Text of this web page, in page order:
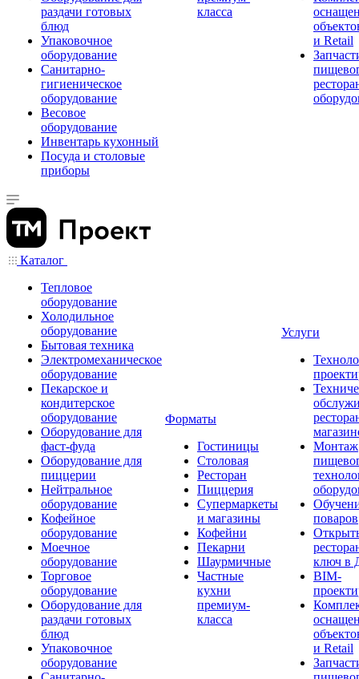
раздачи готовых
блюд
Упаковочное
оборудование
Санитарно-
гигиеническое
оборудование
Весовое
оборудование
Инвентарь кухонный
Посуда и столовые
приборы
класса
и Retail
Каталог
Тепловое
оборудование
Холодильное
оборудование
Бытовая техника
Электромеханическое
оборудование
Пекарское и
кондитерское
оборудование
Оборудование для
фаст-фуда
Оборудование для
пиццерии
Нейтральное
оборудование
Кофейное
оборудование
Моечное
оборудование
Торговое
оборудование
Оборудование для
раздачи готовых
блюд
Упаковочное
оборудование
Форматы
Гостиницы
Столовая
Ресторан
Пиццерия
Супермаркеты
и магазины
Кофейни
Пекарни
Шаурмичные
Частные
кухни
премиум-
класса
Услуги
Монтаж
поваров
ключ в
BIM-
и Retail